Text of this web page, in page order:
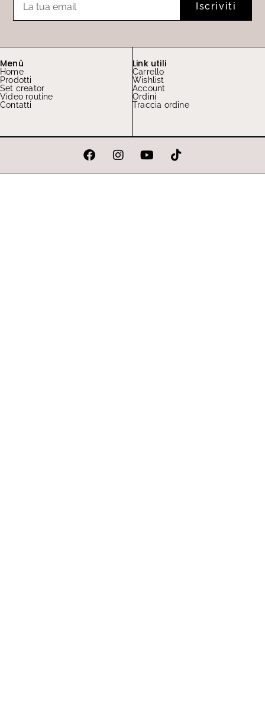
Iscriviti
Menù
Home
Prodotti
Set creator
Video routine
Contatti
Link utili
Carrello
Wishlist
Account
Ordini
Traccia ordine
F
a
c
I
n
s
Y
o
u
T
i
k